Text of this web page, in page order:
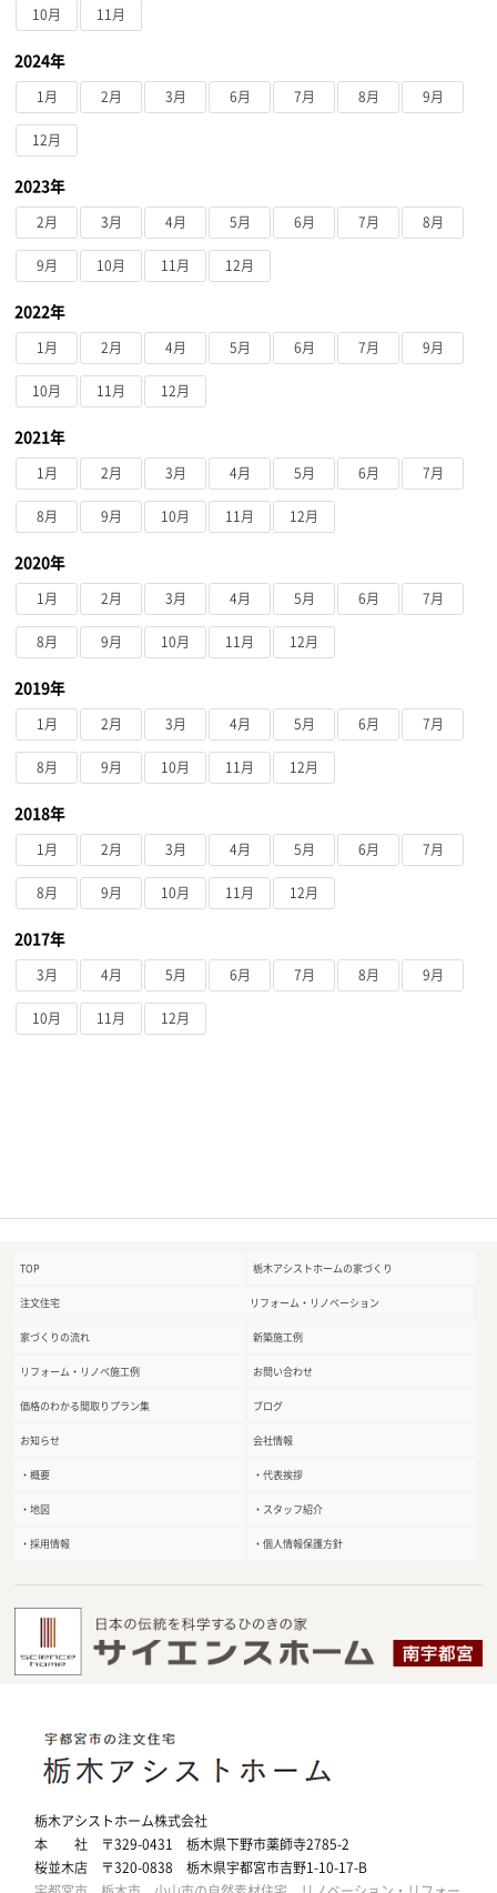
10月 11月
2024年
1月 2月 3月 6月 7月 8月 9月
12月
2023年
2月 3月 4月 5月 6月 7月 8月
9月 10月 11月 12月
2022年
1月 2月 4月 5月 6月 7月 9月
10月 11月 12月
2021年
1月 2月 3月 4月 5月 6月 7月
8月 9月 10月 11月 12月
2020年
1月 2月 3月 4月 5月 6月 7月
8月 9月 10月 11月 12月
2019年
1月 2月 3月 4月 5月 6月 7月
8月 9月 10月 11月 12月
2018年
1月 2月 3月 4月 5月 6月 7月
8月 9月 10月 11月 12月
2017年
3月 4月 5月 6月 7月 8月 9月
10月 11月 12月
TOP 栃木アシストホームの家づくり
注文住宅 リフォーム・リノベーション
家づくりの流れ 新築施工例
リフォーム・リノベ施工例 お問い合わせ
価格のわかる間取りプラン集 ブログ
お知らせ 会社情報
・概要 ・代表挨拶
・地図 ・スタッフ紹介
・採用情報 ・個人情報保護方針
栃木アシストホーム株式会社
本 社 〒329-0431 栃木県下野市薬師寺2785-2
桜並木店 〒320-0838 栃木県宇都宮市吉野1-10-17-B